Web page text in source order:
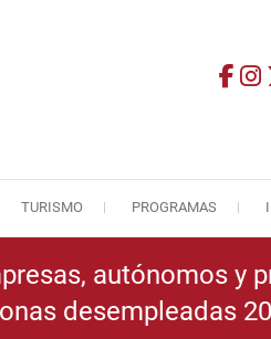
TURISMO PROGRAMAS
autónomos y
desempleadas